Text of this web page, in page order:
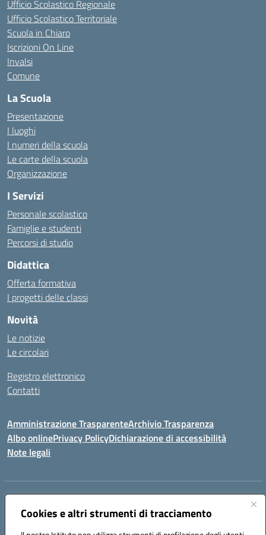
Cookies e altri strumenti di tracciamento
Ufficio Scolastico Regionale
Ufficio Scolastico Territoriale
Scuola in Chiaro
Iscrizioni On Line
Invalsi
Comune
La Scuola
Presentazione
I luoghi
I numeri della scuola
Le carte della scuola
Organizzazione
I Servizi
Personale scolastico
Famiglie e studenti
Percorsi di studio
Didattica
Offerta formativa
I progetti delle classi
Novità
Le notizie
Le circolari
Registro elettronico
Contatti
Amministrazione TrasparenteArchivio Trasparenza
Albo onlinePrivacy PolicyDichiarazione di accessibilità
Note legali
Indirizzo:
Centralino:096721161 Email:czic869004@istruzione.it